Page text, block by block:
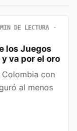
DE LECTURA
los Juegos
va por el oro
con
al menos